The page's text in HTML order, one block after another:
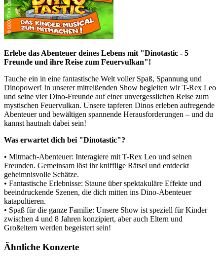
Erlebe das Abenteuer deines Lebens mit "Dinotastic - 5
Freunde und ihre Reise zum Feuervulkan"!
Tauche ein in eine fantastische Welt voller Spaß, Spannung und
Dinopower! In unserer mitreißenden Show begleiten wir T-Rex Leo
und seine vier Dino-Freunde auf einer unvergesslichen Reise zum
mystischen Feuervulkan. Unsere tapferen Dinos erleben aufregende
Abenteuer und bewältigen spannende Herausforderungen – und du
kannst hautnah dabei sein!
Was erwartet dich bei "Dinotastic"?
• Mitmach-Abenteuer: Interagiere mit T-Rex Leo und seinen
Freunden. Gemeinsam löst ihr knifflige Rätsel und entdeckt
geheimnisvolle Schätze.
• Fantastische Erlebnisse: Staune über spektakuläre Effekte und
beeindruckende Szenen, die dich mitten ins Dino-Abenteuer
katapultieren.
• Spaß für die ganze Familie: Unsere Show ist speziell für Kinder
zwischen 4 und 8 Jahren konzipiert, aber auch Eltern und
Großeltern werden begeistert sein!
Ähnliche Konzerte